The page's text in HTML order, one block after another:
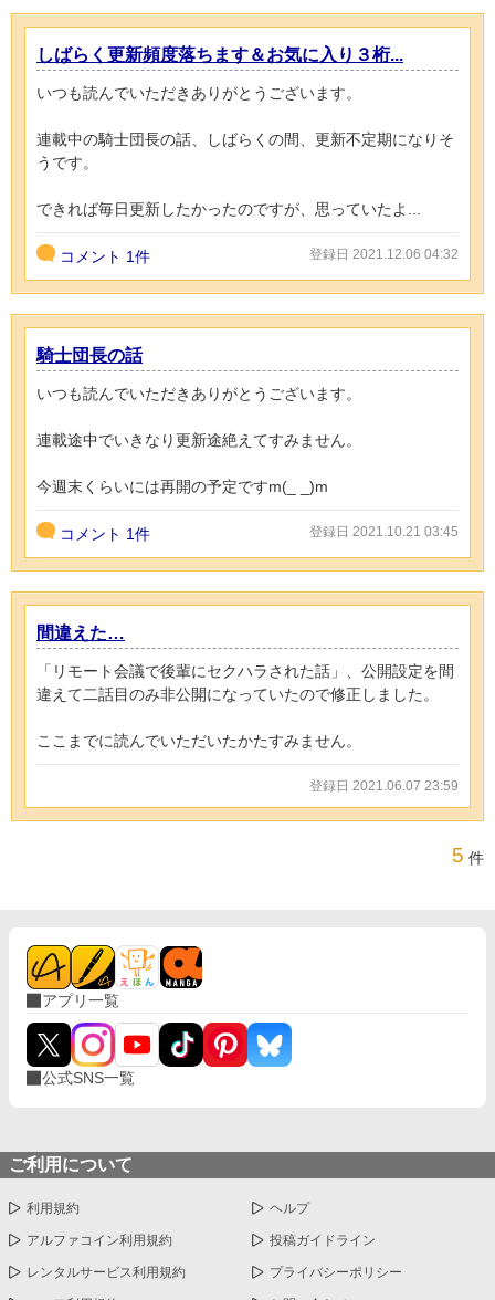
しばらく更新頻度落ちます＆お気に入り３桁...
いつも読んでいただきありがとうございます。
連載中の騎士団長の話、しばらくの間、更新不定期になりそ
うです。
できれば毎日更新したかったのですが、思っていたよ...
コメント 1件 登録日 2021.12.06 04:32
騎士団長の話
いつも読んでいただきありがとうございます。
連載途中でいきなり更新途絶えてすみません。
今週末くらいには再開の予定ですm(_ _)m
コメント 1件 登録日 2021.10.21 03:45
間違えた…
「リモート会議で後輩にセクハラされた話」、公開設定を間
違えて二話目のみ非公開になっていたので修正しました。
ここまでに読んでいただいたかたすみません。
登録日 2021.06.07 23:59
5 件
アプリ一覧
公式SNS一覧
ご利用について
利用規約 ヘルプ
アルファコイン利用規約 投稿ガイドライン
レンタルサービス利用規約 プライバシーポリシー